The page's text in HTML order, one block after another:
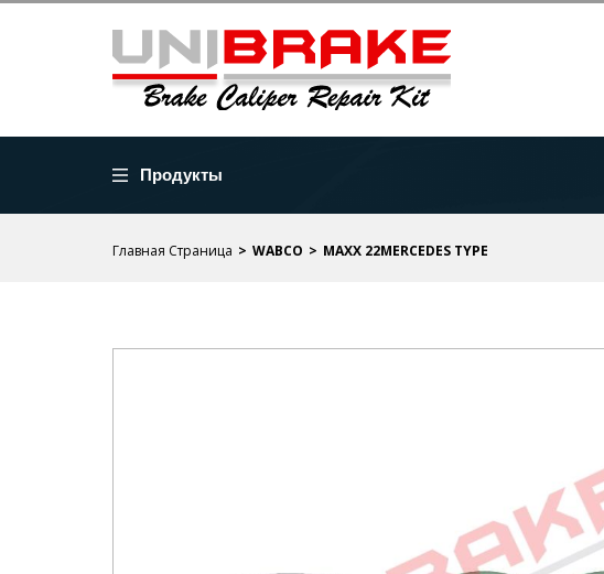
Продукты
Главная Страница WABCO MAXX 22MERCEDES TYPE